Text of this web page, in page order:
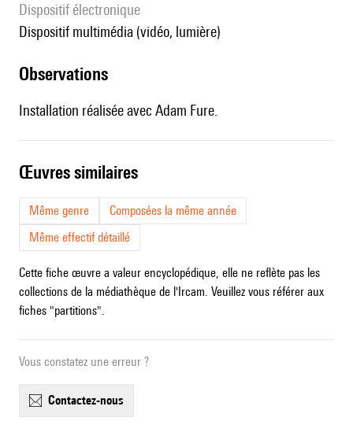
Dispositif électronique
dispositif multimédia (vidéo, lumière)
observations
Installation réalisée avec Adam Fure.
œuvres similaires
Même genre
Composées la même année
Même effectif détaillé
Cette fiche œuvre a valeur encyclopédique, elle ne reflète pas les
collections de la médiathèque de l'Ircam. Veuillez vous référer aux
fiches "partitions".
Vous constatez une erreur ?
contactez-nous